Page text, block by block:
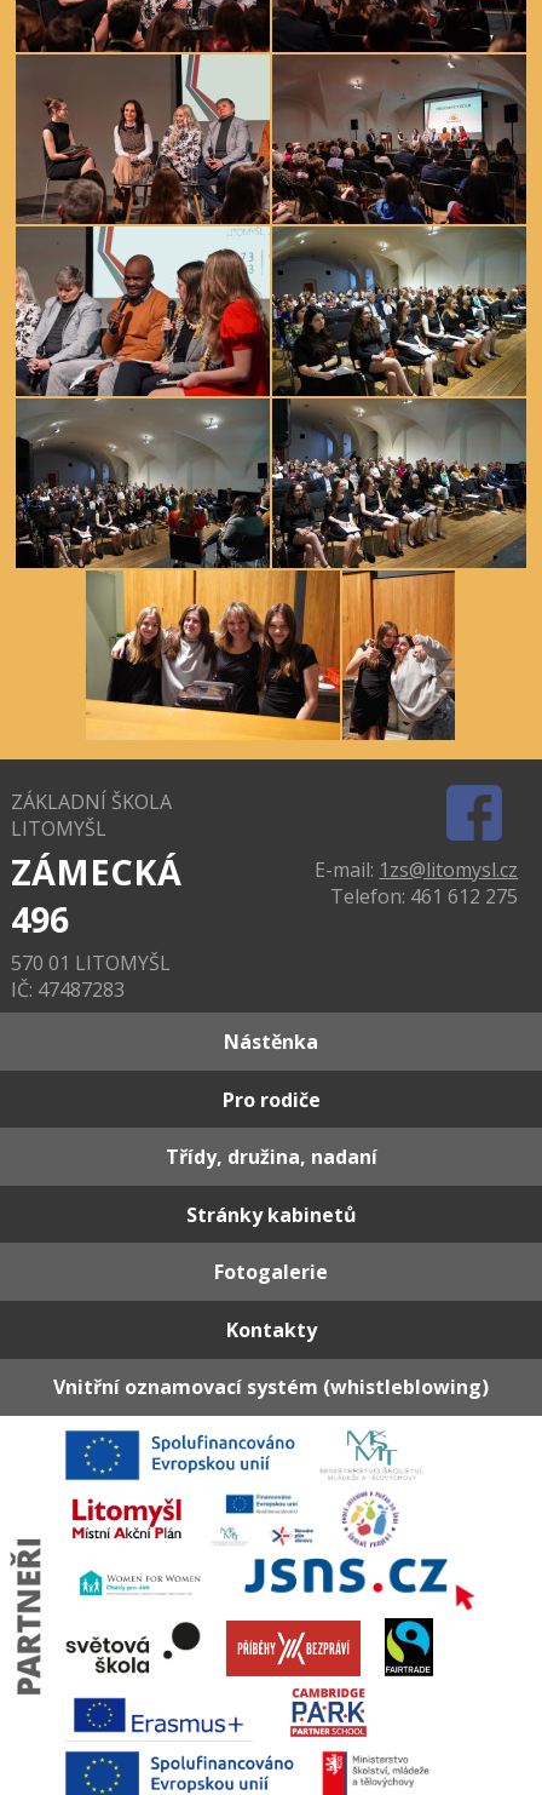
ZÁKLADNÍ ŠKOLA
LITOMYŠL
ZÁMECKÁ
496
570 01 LITOMYŠL
IČ: 47487283
E-mail: 1zs@litomysl.cz
Telefon: 461 612 275
Nástěnka
Pro rodiče
Třídy, družina, nadaní
Stránky kabinetů
Fotogalerie
Kontakty
Vnitřní oznamovací systém (whistleblowing)